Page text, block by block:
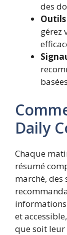
des
gérez
Daily
Chaque
résumé
marché,
et
que soit leur